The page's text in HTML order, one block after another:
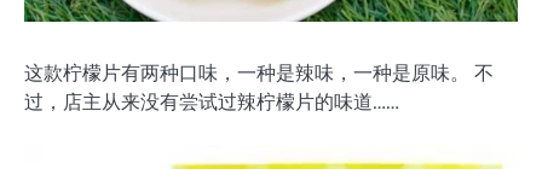
这款柠檬片有两种口味，一种是辣味，一种是原味。 不
过，店主从来没有尝试过辣柠檬片的味道……